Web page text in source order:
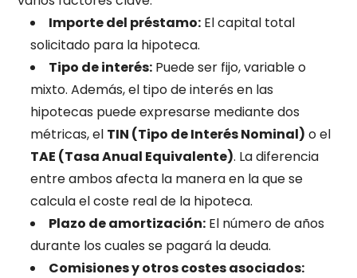
Importe del préstamo: El capital total
solicitado para la hipoteca.
Tipo de interés: Puede ser fijo, variable o
mixto. Además, el tipo de interés en las
hipotecas puede expresarse mediante dos
métricas, el TIN (Tipo de Interés Nominal) o el
TAE (Tasa Anual Equivalente). La diferencia
entre ambos afecta la manera en la que se
calcula el coste real de la hipoteca.
Plazo de amortización: El número de años
durante los cuales se pagará la deuda.
Comisiones y otros costes asociados: